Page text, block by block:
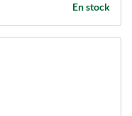
En stock